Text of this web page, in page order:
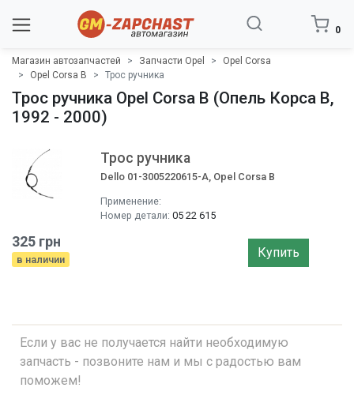
0
Магазин автозапчастей Запчасти Opel
Opel Corsa
Opel Corsa B
Трос ручника
Трос ручника Opel Corsa B (Опель Корса B,
1992 - 2000)
Трос ручника
Dello 01-3005220615-A, Opel Corsa B
Применение:
Номер детали: 05 22 615
325 грн
в наличии Купить
Если у вас не получается найти необходимую
запчасть - позвоните нам и мы с радостью вам
поможем!